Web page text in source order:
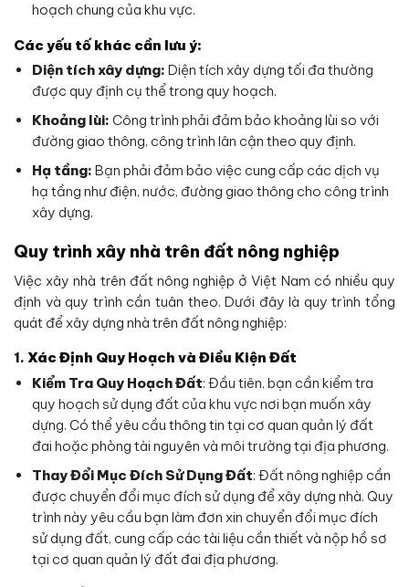
hoạch chung của khu vực.
Các yếu tố khác cần lưu ý:
Diện tích xây dựng: Diện tích xây dựng tối đa thường
được quy định cụ thể trong quy hoạch.
Khoảng lùi: Công trình phải đảm bảo khoảng lùi so với
đường giao thông, công trình lân cận theo quy định.
Hạ tầng: Bạn phải đảm bảo việc cung cấp các dịch vụ
hạ tầng như điện, nước, đường giao thông cho công trình
xây dựng.
Quy trình xây nhà trên đất nông nghiệp
Việc xây nhà trên đất nông nghiệp ở Việt Nam có nhiều quy
định và quy trình cần tuân theo. Dưới đây là quy trình tổng
quát để xây dựng nhà trên đất nông nghiệp:
1. Xác Định Quy Hoạch và Điều Kiện Đất
Kiểm Tra Quy Hoạch Đất: Đầu tiên, bạn cần kiểm tra
quy hoạch sử dụng đất của khu vực nơi bạn muốn xây
dựng. Có thể yêu cầu thông tin tại cơ quan quản lý đất
đai hoặc phòng tài nguyên và môi trường tại địa phương.
Thay Đổi Mục Đích Sử Dụng Đất: Đất nông nghiệp cần
được chuyển đổi mục đích sử dụng để xây dựng nhà. Quy
trình này yêu cầu bạn làm đơn xin chuyển đổi mục đích
sử dụng đất, cung cấp các tài liệu cần thiết và nộp hồ sơ
tại cơ quan quản lý đất đai địa phương.